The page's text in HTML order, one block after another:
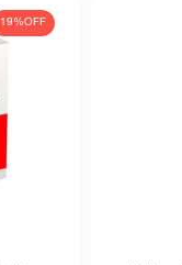
19%OFF